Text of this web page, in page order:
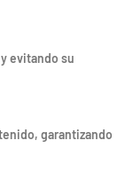
evitando su
garantizando